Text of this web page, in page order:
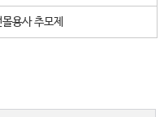
용사 추모제